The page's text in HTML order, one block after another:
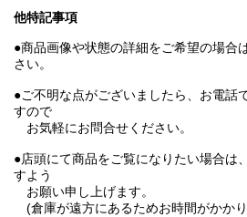
他特記事項
●商品画像や状態の詳細をご希望の場合
さい。
●ご不明な点がございましたら、お電話
すので
お気軽にお問合せください。
●店頭にて商品をご覧になりたい場合は
すよう
お願い申し上げます。
(倉庫が遠方にあるためお時間がかか